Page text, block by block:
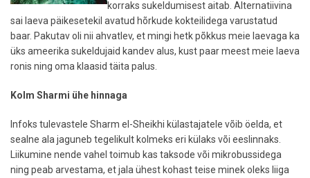
korraks sukeldumisest aitab. Alternatiivina
sai laeva päikesetekil avatud hõrkude kokteilidega varustatud
baar. Pakutav oli nii ahvatlev, et mingi hetk põkkus meie laevaga ka
üks ameerika sukeldujaid kandev alus, kust paar meest meie laeva
ronis ning oma klaasid täita palus.
Kolm Sharmi ühe hinnaga
Infoks tulevastele Sharm el-Sheikhi külastajatele võib öelda, et
sealne ala jaguneb tegelikult kolmeks eri külaks või eeslinnaks.
Liikumine nende vahel toimub kas taksode või mikrobussidega
ning peab arvestama, et jala ühest kohast teise minek oleks liiga